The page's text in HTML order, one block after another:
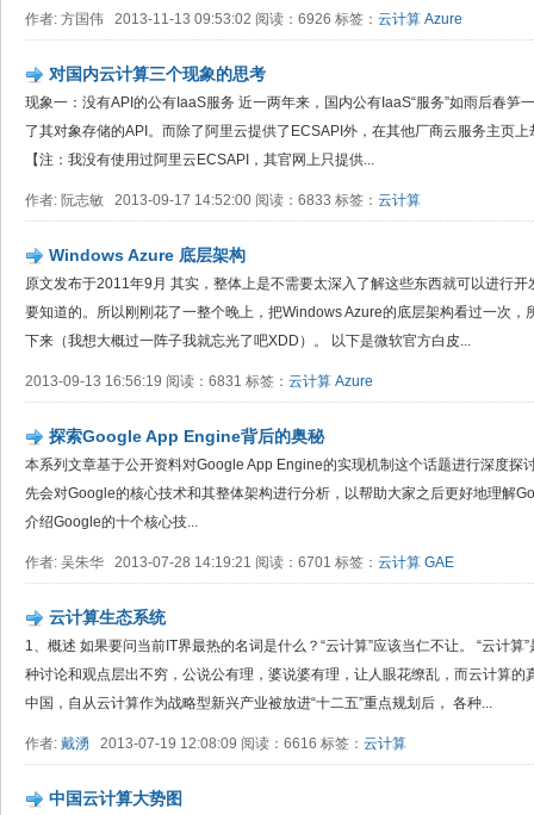
作者: 方国伟 2013-11-13 09:53:02 阅读：6926 标签： 云计算 Azure
对国内云计算三个现象的思考
现象一：没有API的公有IaaS服务 近一两年来，国内公有IaaS“服务”如雨后春笋
了其对象存储的API。而除了阿里云提供了ECSAPI外，在其他厂商云服务主页
【注：我没有使用过阿里云ECSAPI，其官网上只提供...
作者: 阮志敏 2013-09-17 14:52:00 阅读：6833 标签： 云计算
Windows Azure 底层架构
原文发布于2011年9月 其实，整体上是不需要太深入了解这些东西就可以进行
要知道的。所以刚刚花了一整个晚上，把Windows Azure的底层架构看过一次，
下来（我想大概过一阵子我就忘光了吧XDD）。 以下是微软官方白皮...
2013-09-13 16:56:19 阅读：6831 标签： 云计算 Azure
探索Google App Engine背后的奥秘
本系列文章基于公开资料对Google App Engine的实现机制这个话题进行深度探
先会对Google的核心技术和其整体架构进行分析，以帮助大家之后更好地理解
介绍Google的十个核心技...
作者: 吴朱华 2013-07-28 14:19:21 阅读：6701 标签： 云计算 GAE
云计算生态系统
1、概述 如果要问当前IT界最热的名词是什么？“云计算”应该当仁不让。 “云计
种讨论和观点层出不穷，公说公有理，婆说婆有理，让人眼花缭乱，而云计算的
中国，自从云计算作为战略型新兴产业被放进“十二五”重点规划后， 各种...
作者: 戴湧 2013-07-19 12:08:09 阅读：6616 标签： 云计算
中国云计算大势图